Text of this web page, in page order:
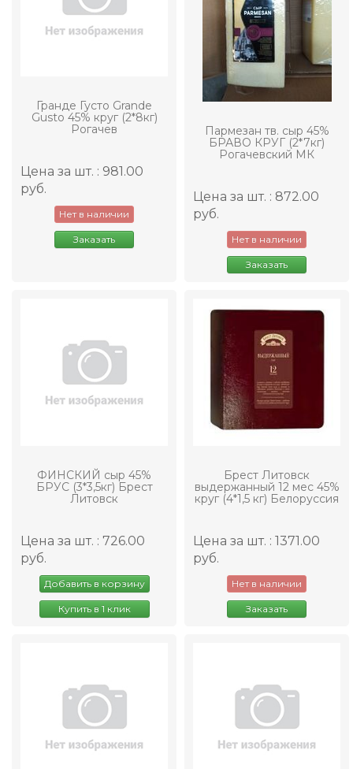
Гранде Густо Grande
Gusto 45% круг (2*8кг)
Рогачев
Цена за шт. : 981.00
руб.
Нет в наличии
Заказать
Пармезан тв. сыр 45%
БРАВО КРУГ (2*7кг)
Рогачевский МК
Цена за шт. : 872.00
руб.
Нет в наличии
Заказать
ФИНСКИЙ сыр 45%
БРУС (3*3,5кг) Брест
Литовск
Цена за шт. : 726.00
руб.
Добавить в корзину
Купить в 1 клик
Брест Литовск
выдержанный 12 мес 45%
круг (4*1,5 кг) Белоруссия
Цена за шт. : 1371.00
руб.
Нет в наличии
Заказать